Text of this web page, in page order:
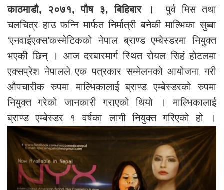
काठमाडौ, २०७१, पौष ३, बिहिबार ।
पुर्व मिस तथा
चलचित्र हाउ फन्नि मार्फत निर्मात्री बनेकी माल्भिका सुब्बा
‘एनवाईएक्स’कस्मेटिकको नेपाल ब्राण्ड एम्बेस्डरमा नियुक्त
भएकी छिन् । आज दरबारमार्ग स्थित रोयल सिहं होटलमा
एक्सप्रेश नेपालले एक पत्रकार सम्मेलनको आयोजना गरी
औपचारीक रुपमा माल्भिकालाई ब्राण्ड एम्बेस्डरको रुपमा
नियुक्त गरेको जानकारी गराएको थियो । माल्भिकालाई
ब्राण्ड एम्बेस्डर १ वर्षका लागी नियुक्त गरिएको हो ।